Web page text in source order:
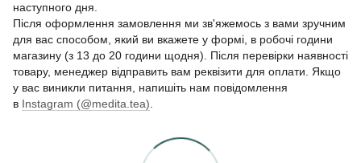
наступного дня.
Після оформлення замовлення ми зв'яжемось з вами зручним
для вас способом, який ви вкажете у формі, в робочі години
магазину (з 13 до 20 години щодня). Після перевірки наявності
товару, менеджер відправить вам реквізити для оплати. Якщо
у вас виникли питання, напишіть нам повідомлення
в Instagram (@medita.tea)